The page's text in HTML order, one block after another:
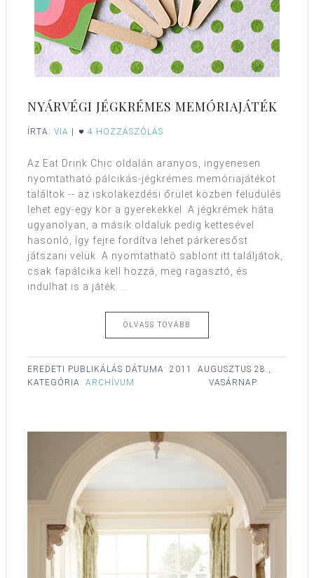
NYÁRVÉGI JÉGKRÉMES MEMÓRIAJÁTÉK
ÍRTA: VIA | 4 HOZZÁSZÓLÁS
Az Eat Drink Chic oldalán aranyos, ingyenesen
nyomtatható pálcikás-jégkrémes memóriajátékot
találtok -- az iskolakezdési őrület közben felüdülés
lehet egy-egy kör a gyerekekkel. A jégkrémek háta
ugyanolyan, a másik oldaluk pedig kettesével
hasonló, így fejre fordítva lehet párkeresőst
játszani velük. A nyomtatható sablont itt találjátok,
csak fapálcika kell hozzá, meg ragasztó, és
indulhat is a játék. ...
OLVASS TOVÁBB
EREDETI PUBLIKÁLÁS DÁTUMA: 2011. AUGUSZTUS 28.,
VASÁRNAP
KATEGÓRIA: ARCHÍVUM